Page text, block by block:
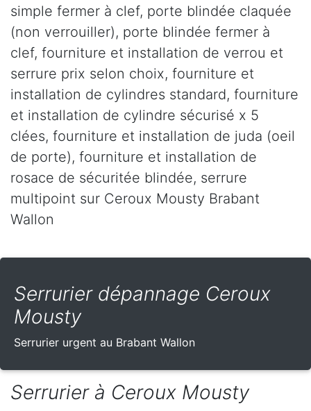
simple fermer à clef, porte blindée claquée
(non verrouiller), porte blindée fermer à
clef, fourniture et installation de verrou et
serrure prix selon choix, fourniture et
installation de cylindres standard, fourniture
et installation de cylindre sécurisé x 5
clées, fourniture et installation de juda (oeil
de porte), fourniture et installation de
rosace de sécuritée blindée, serrure
multipoint sur Ceroux Mousty Brabant
Wallon
Serrurier dépannage Ceroux
Mousty
Serrurier urgent au Brabant Wallon
Serrurier à Ceroux Mousty